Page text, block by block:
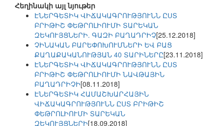
Հեղինակի այլ նյութեր
ԷՆԵՐԳԵՏԻԿ ՎԻՃԱԿԱԳՐՈՒԹՅՈՒՆՆ ԸՍՏ
ԲՐԻԹԻՇ ՓԵԹՐՈԼԻՈՒՄԻ ՏԱՐԵԿԱՆ
ԶԵԿՈՒՅՑՆԵՐԻ. ԳԱԶԻ ԲԱՂԱԴՐԻՉ[25.12.2018]
ՉԻՆԱԿԱՆ ԲԱՐԵՓՈԽՈՒՄՆԵՐԻ ԵՎ ԲԱՑ
ՔԱՂԱՔԱԿԱՆՈՒԹՅԱՆ 40 ՏԱՐԻՆԵՐԸ[23.11.2018]
ԷՆԵՐԳԵՏԻԿ ՎԻՃԱԿԱԳՐՈՒԹՅՈՒՆՆ ԸՍՏ
ԲՐԻԹԻՇ ՓԵԹՐՈԼԻՈՒՄԻ ՆԱՎԹԱՅԻՆ
ԲԱՂԱԴՐԻՉԻ[08.11.2018]
ԷՆԵՐԳԵՏԻԿ ՀԱՄԱՇԽԱՐՀԱՅԻՆ
ՎԻՃԱԿԱԳՐՈՒԹՅՈՒՆՆ ԸՍՏ ԲՐԻԹԻՇ
ՓԵԹՐՈԼԻՈՒՄԻ ՏԱՐԵԿԱՆ
ԶԵԿՈՒՅՑՆԵՐԻ[18.09.2018]